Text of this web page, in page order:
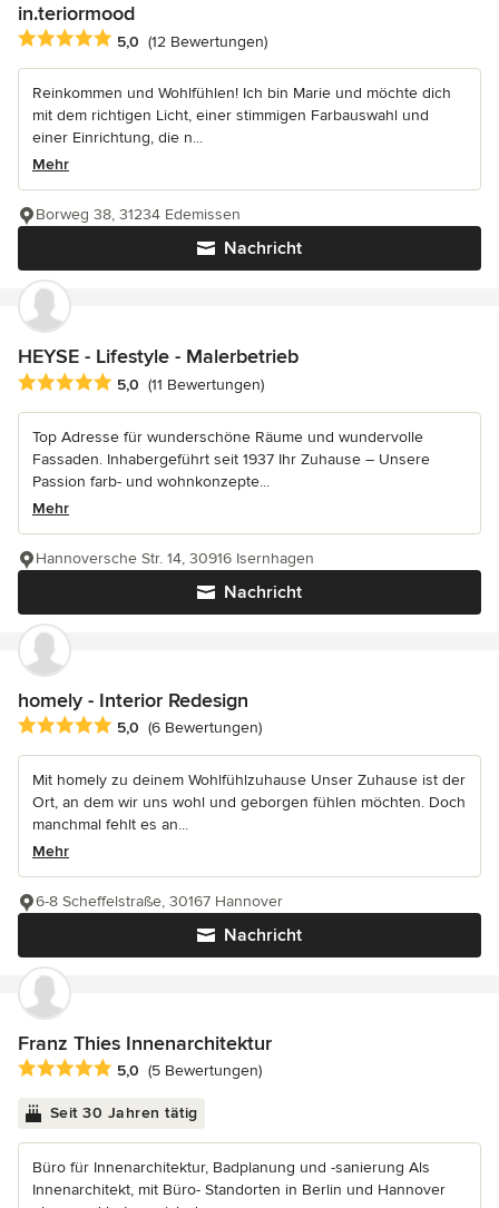
in.teriormood
Durchschnittliche Bewertung: 5 von 5 Sternen
5,0 (12 Bewertungen)
Reinkommen und Wohlfühlen! Ich bin Marie und möchte dich
mit dem richtigen Licht, einer stimmigen Farbauswahl und
einer Einrichtung, die n...
Mehr
Nachricht
Borweg 38, 31234 Edemissen
HEYSE - Lifestyle - Malerbetrieb
Durchschnittliche Bewertung: 5 von 5 Sternen
5,0 (11 Bewertungen)
Top Adresse für wunderschöne Räume und wundervolle
Fassaden. Inhabergeführt seit 1937 Ihr Zuhause – Unsere
Passion farb- und wohnkonzepte...
Mehr
Nachricht
Hannoversche Str. 14, 30916 Isernhagen
homely - Interior Redesign
Durchschnittliche Bewertung: 5 von 5 Sternen
5,0 (6 Bewertungen)
Mit homely zu deinem Wohlfühlzuhause Unser Zuhause ist der
Ort, an dem wir uns wohl und geborgen fühlen möchten. Doch
manchmal fehlt es an...
Mehr
Nachricht
6-8 Scheffelstraße, 30167 Hannover
Franz Thies Innenarchitektur
Durchschnittliche Bewertung: 5 von 5 Sternen
5,0 (5 Bewertungen)
Seit 30 Jahren tätig
Büro für Innenarchitektur, Badplanung und -sanierung Als
Innenarchitekt, mit Büro- Standorten in Berlin und Hannover